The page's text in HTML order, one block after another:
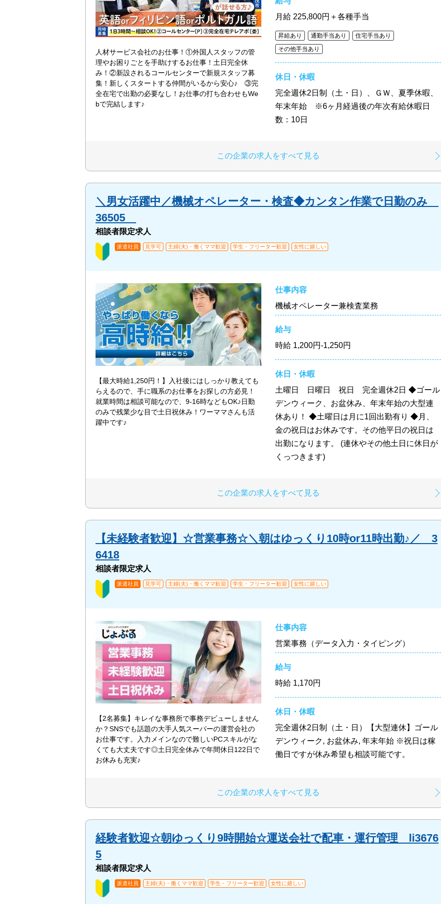
人材サービス会社のお仕事！①外国人スタッフの管
理やお困りごとを手助けするお仕事！土日完全休
み！②新設されるコールセンターで新規スタッフ募
集！新しくスタートする仲間がいるから安心♪ ③完
全在宅で出勤の必要なし！お仕事の打ち合わせもWe
bで完結します♪
月給 225,800円＋各種手当
昇給あり 通勤手当あり
住宅手当あり
その他手当あり
休日・休暇
完全週休2日制（土・日）、ＧＷ、夏季休暇、
年末年始 ※6ヶ月経過後の年次有給休暇日
数：10日
この企業の求人をすべて見る
＼男女活躍中／機械オペレーター・検査◆カンタン作業で日勤のみ
36505
相談者限定求人
派遣社員 見学可 主婦(夫)・働くママ歓迎 学生・フリーター歓迎 女性に嬉しい
【最大時給1,250円！】入社後にはしっかり教えても
らえるので、手に職系のお仕事をお探しの方必見！
就業時間は相談可能なので、9-16時などもOK♪日勤
のみで残業少な目で土日祝休み！ワーママさんも活
躍中です♪
仕事内容
機械オペレーター兼検査業務
給与
時給 1,200円-1,250円
休日・休暇
土曜日 日曜日 祝日 完全週休2日 ◆ゴール
デンウィーク、お盆休み、年末年始の大型連
休あり！ ◆土曜日は月に1回出勤有り ◆月、
金の祝日はお休みです。その他平日の祝日は
出勤になります。 (連休やその他土日に休日が
くっつきます)
この企業の求人をすべて見る
【未経験者歓迎】☆営業事務☆＼朝はゆっくり10時or11時出勤♪／ 3
6418
相談者限定求人
派遣社員 見学可 主婦(夫)・働くママ歓迎 学生・フリーター歓迎 女性に嬉しい
【2名募集】キレイな事務所で事務デビューしません
か？SNSでも話題の大手人気スーパーの運営会社の
お仕事です。入力メインなので難しいPCスキルがな
くても大丈夫です◎土日完全休みで年間休日122日で
お休みも充実♪
仕事内容
営業事務（データ入力・タイピング）
給与
時給 1,170円
休日・休暇
完全週休2日制（土・日）【大型連休】ゴール
デンウィーク, お盆休み, 年末年始 ※祝日は稼
働日ですが休み希望も相談可能です。
この企業の求人をすべて見る
経験者歓迎☆朝ゆっくり9時開始☆運送会社で配車・運行管理 li3676
5
相談者限定求人
派遣社員 主婦(夫)・働くママ歓迎 学生・フリーター歓迎 女性に嬉しい